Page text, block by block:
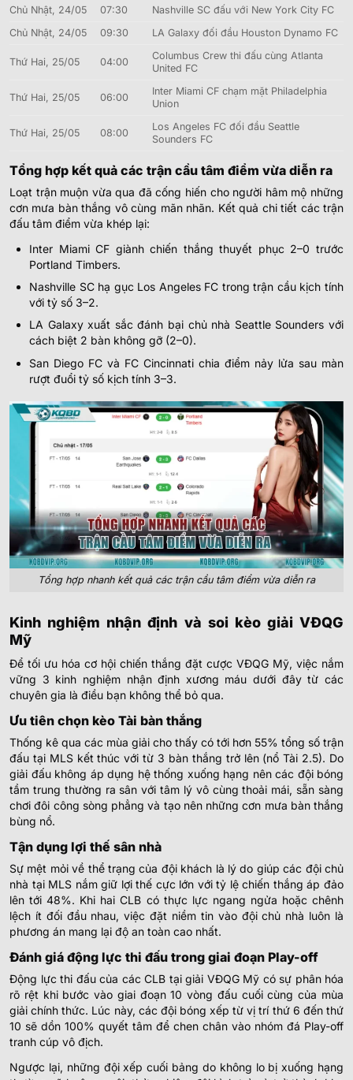
Chủ Nhật, 24/05 07:30
Nashville SC đấu với New York City FC
Chủ Nhật, 24/05
09:30 LA Galaxy đối đầu Houston Dynamo FC
Thứ Hai, 25/05 04:00
Columbus Crew thi đấu cùng Atlanta
United FC
Thứ Hai, 25/05 06:00
Inter Miami CF chạm mặt Philadelphia
Union
Thứ Hai, 25/05 08:00
Los Angeles FC đối đầu Seattle
Sounders FC
Tổng hợp kết quả các trận cầu tâm điểm vừa diễn ra
Loạt trận muộn vừa qua đã cống hiến cho người hâm mộ những
cơn mưa bàn thắng vô cùng mãn nhãn. Kết quả chi tiết các trận
đấu tâm điểm vừa khép lại:
Inter Miami CF giành chiến thắng thuyết phục 2–0 trước
Portland Timbers.
Nashville SC hạ gục Los Angeles FC trong trận cầu kịch tính
với tỷ số 3–2.
LA Galaxy xuất sắc đánh bại chủ nhà Seattle Sounders với
cách biệt 2 bàn không gỡ (2–0).
San Diego FC và FC Cincinnati chia điểm nảy lửa sau màn
rượt đuổi tỷ số kịch tính 3–3.
Tổng hợp nhanh kết quả các trận cầu tâm điểm vừa diễn ra
Kinh nghiệm nhận định và soi kèo giải VĐQG
Mỹ
Để tối ưu hóa cơ hội chiến thắng đặt cược VĐQG Mỹ, việc nắm
vững 3 kinh nghiệm nhận định xương máu dưới đây từ các
chuyên gia là điều bạn không thể bỏ qua.
Ưu tiên chọn kèo Tài bàn thắng
Thống kê qua các mùa giải cho thấy có tới hơn 55% tổng số trận
đấu tại MLS kết thúc với từ 3 bàn thắng trở lên (nổ Tài 2.5). Do
giải đấu không áp dụng hệ thống xuống hạng nên các đội bóng
tầm trung thường ra sân với tâm lý vô cùng thoải mái, sẵn sàng
chơi đôi công sòng phẳng và tạo nên những cơn mưa bàn thắng
bùng nổ.
Tận dụng lợi thế sân nhà
Sự mệt mỏi về thể trạng của đội khách là lý do giúp các đội chủ
nhà tại MLS nắm giữ lợi thế cực lớn với tỷ lệ chiến thắng áp đảo
lên tới 48%. Khi hai CLB có thực lực ngang ngửa hoặc chênh
lệch ít đối đầu nhau, việc đặt niềm tin vào đội chủ nhà luôn là
phương án mang lại độ an toàn cao nhất.
Đánh giá động lực thi đấu trong giai đoạn Play-off
Động lực thi đấu của các CLB tại giải VĐQG Mỹ có sự phân hóa
rõ rệt khi bước vào giai đoạn 10 vòng đấu cuối cùng của mùa
giải chính thức. Lúc này, các đội bóng xếp từ vị trí thứ 6 đến thứ
10 sẽ dồn 100% quyết tâm để chen chân vào nhóm đá Play-off
tranh cúp vô địch.
Ngược lại, những đội xếp cuối bảng do không lo bị xuống hạng